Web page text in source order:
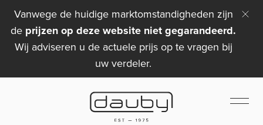
Vanwege de huidige marktomstandigheden zijn
de prijzen op deze website niet gegarandeerd.
Wij adviseren u de actuele prijs op te vragen bij
uw verdeler.